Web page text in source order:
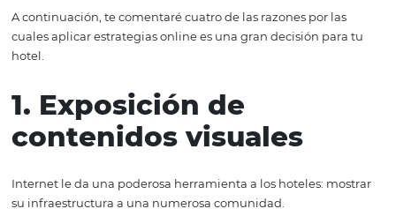
Hay muchas razones por las que crear estrategias online
importante. Conocer los beneficios que brindan es el
Además, es una buena idea que el equipo gerencial del
solicite ayuda de expertos en modelos de negocio
se maximizarán los resultados.